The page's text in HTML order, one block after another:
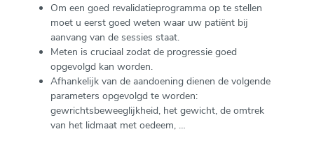
Om een goed revalidatieprogramma op te stellen
moet u eerst goed weten waar uw patiënt bij
aanvang van de sessies staat.
Meten is cruciaal zodat de progressie goed
opgevolgd kan worden.
Afhankelijk van de aandoening dienen de volgende
parameters opgevolgd te worden:
gewrichtsbeweeglijkheid, het gewicht, de omtrek
van het lidmaat met oedeem, …